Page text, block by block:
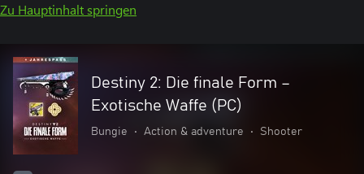
Zu Hauptinhalt springen
Destiny 2: Die finale Form –
Exotische Waffe (PC)
Bungie • Action & adventure • Shooter